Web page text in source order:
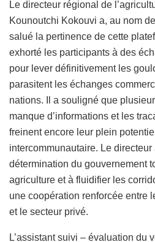
Le directeur régional de
Kounoutchi Kokouvi a, au nom
salué la pertinence de cette
exhorté les participants à des
pour lever définitivement les
parasitent les échanges
nations. Il a souligné que
manque d’informations et les
freinent encore leur plein
intercommunautaire. Le directeur
détermination du gouvernement
agriculture et à fluidifier les
une coopération renforcée entre
et le secteur privé.
L’assistant suivi – évaluation du